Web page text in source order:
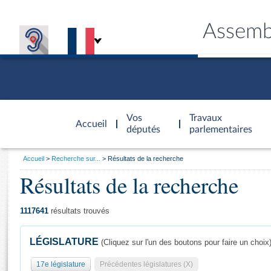
Accueil
d'accueil
Vos
députés
Travaux
parlementaires
Général
Vous
Accueil Recherche sur... Résultats de la recherche
Résultats de la recherche
1117641 résultats trouvés
LÉGISLATURE (Cliquez sur l'un des boutons pour faire un choix)
17e législature Précédentes législatures (X)